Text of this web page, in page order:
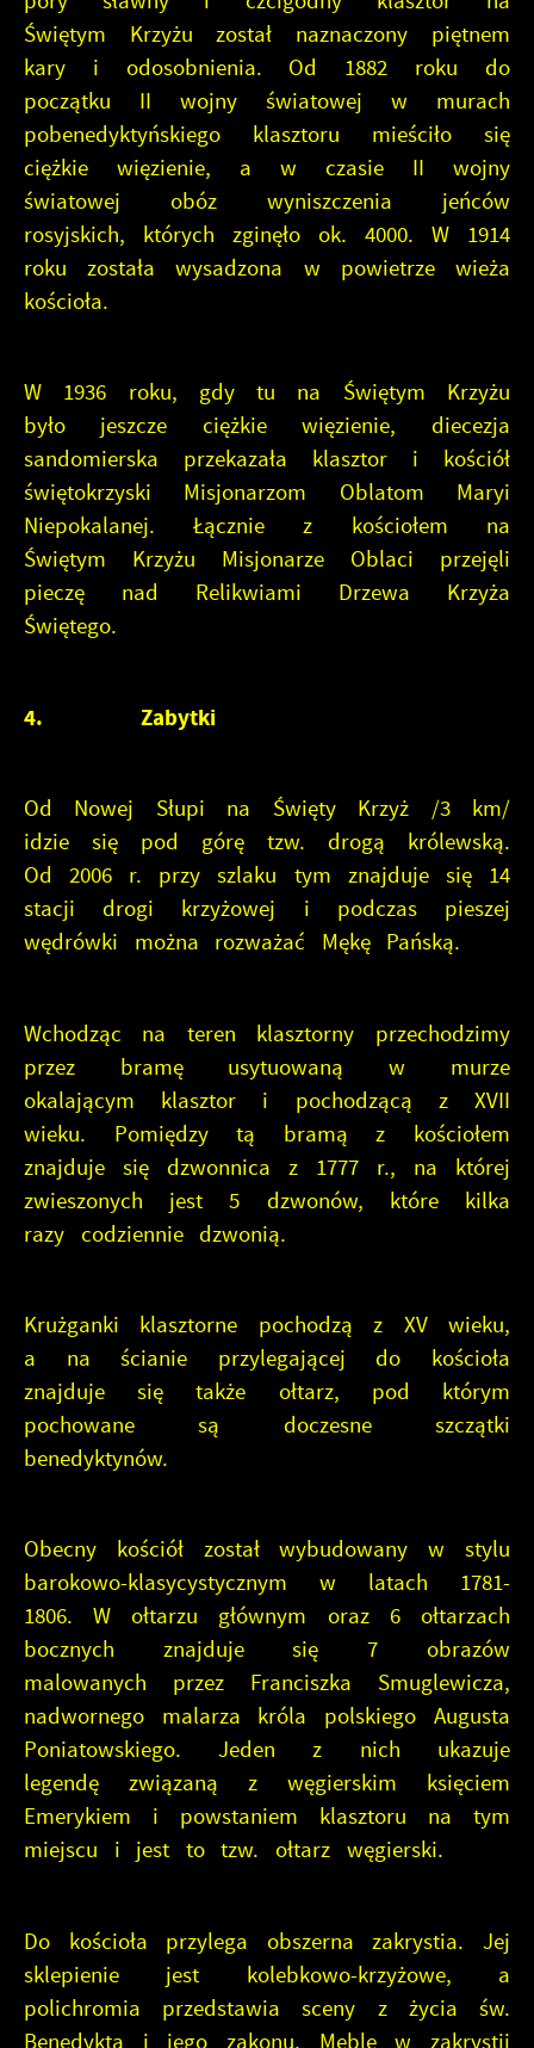
Świętym Krzyżu został naznaczony piętnem
kary i odosobnienia. Od 1882 roku do
początku II wojny światowej w murach
pobenedyktyńskiego klasztoru mieściło się
ciężkie więzienie, a w czasie II wojny
światowej obóz wyniszczenia jeńców
rosyjskich, których zginęło ok. 4000. W 1914
roku została wysadzona w powietrze wieża
kościoła.
W 1936 roku, gdy tu na Świętym Krzyżu
było jeszcze ciężkie więzienie, diecezja
sandomierska przekazała klasztor i kościół
świętokrzyski Misjonarzom Oblatom Maryi
Niepokalanej. Łącznie z kościołem na
Świętym Krzyżu Misjonarze Oblaci przejęli
pieczę nad Relikwiami Drzewa Krzyża
Świętego.
4. Zabytki
Od Nowej Słupi na Święty Krzyż /3 km/
idzie się pod górę tzw. drogą królewską.
Od 2006 r. przy szlaku tym znajduje się 14
stacji drogi krzyżowej i podczas pieszej
wędrówki można rozważać Mękę Pańską.
Wchodząc na teren klasztorny przechodzimy
przez bramę usytuowaną w murze
okalającym klasztor i pochodzącą z XVII
wieku. Pomiędzy tą bramą z kościołem
znajduje się dzwonnica z 1777 r., na której
zwieszonych jest 5 dzwonów, które kilka
razy codziennie dzwonią.
Krużganki klasztorne pochodzą z XV wieku,
a na ścianie przylegającej do kościoła
znajduje się także ołtarz, pod którym
pochowane są doczesne szczątki
benedyktynów.
Obecny kościół został wybudowany w stylu
barokowo-klasycystycznym w latach 1781-
1806. W ołtarzu głównym oraz 6 ołtarzach
bocznych znajduje się 7 obrazów
malowanych przez Franciszka Smuglewicza,
nadwornego malarza króla polskiego Augusta
Poniatowskiego. Jeden z nich ukazuje
legendę związaną z węgierskim księciem
Emerykiem i powstaniem klasztoru na tym
miejscu i jest to tzw. ołtarz węgierski.
Do kościoła przylega obszerna zakrystia. Jej
sklepienie jest kolebkowo-krzyżowe, a
polichromia przedstawia sceny z życia św.
Benedykta i jego zakonu. Meble w zakrystii